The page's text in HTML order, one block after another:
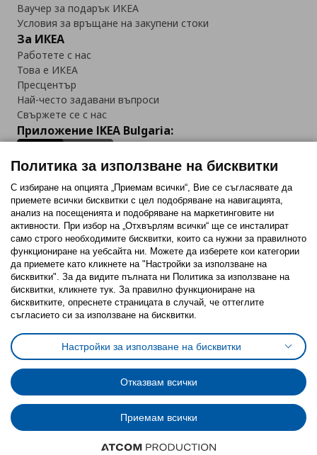
Ваучер за подарък ИКЕА
Условия за връщане на закупени стоки
За ИКЕА
Работете с нас
Това е ИКЕА
Пресцентър
Най-често задавани въпроси
Свържете се с нас
Приложение IKEA Bulgaria:
Последвайте ни:
FacebookTwitterYoutubePinterestInstagram
Политика за използване на бисквитки (Cookies)
Избор на настройки за използване на бисквитки
Условия за ползване на ikea.bgОбща политика за личните данни
Политика за защита на личните данни на ikea.bg
Общи условия на програма IKEA Family
Политика за защита на лични данни на програма IKEA Family
© Inter-IKEA Systems B.V. 1999 - 2025
Политика за използване на бисквитки
С избиране на опцията „Приемам всички“, Вие се съгласявате да
приемете всички бисквитки с цел подобряване на навигацията,
анализ на посещенията и подобряване на маркетинговите ни
активности. При избор на „Отхвърлям всички“ ще се инсталират
само строго необходимитe бисквитки, които са нужни за правилното
функциониране на уебсайта ни. Можете да изберете кои категории
да приемете като кликнете на "Настройки за използване на
бисквитки". За да видите пълната ни Политика за използване на
бисквитки, кликнете тук. За правилно функциониране на
бисквитките, опреснете страницата в случай, че оттеглите
съгласието си за използване на бисквитки.
Настройки за използване на бисквитки
Отказвам всички
Приемам всички